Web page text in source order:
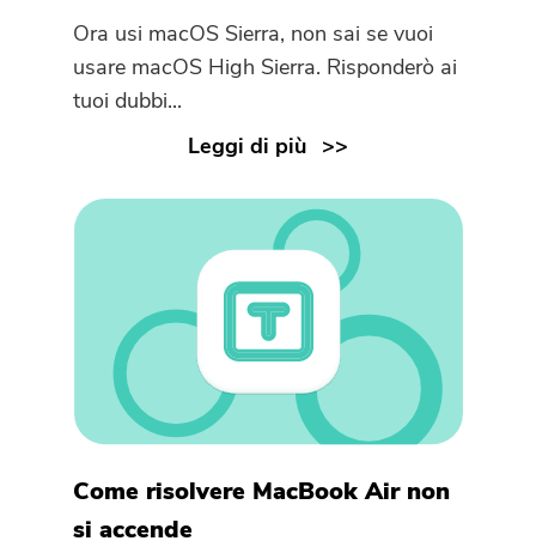
Ora usi macOS Sierra, non sai se vuoi
usare macOS High Sierra. Risponderò ai
tuoi dubbi...
Leggi di più
Come risolvere MacBook Air non
si accende
Grazie per il tuo abbonamento!
Grazie per il tuo abbonamento!
coupon sono stati inviati alla tua
cliccare sul pulsante per acquistare
direttamente il software.
Acquista
Ora